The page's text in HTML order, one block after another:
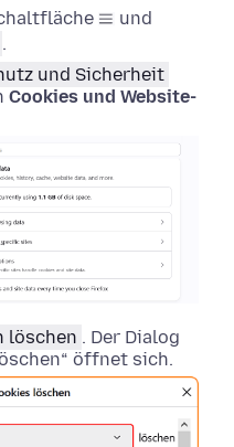
und
.
und Sicherheit
Cookies und Website-
löschen . Der Dialog
öffnet sich.